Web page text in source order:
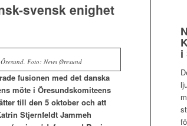
svensk enighet
Foto: News Øresund
fusionen med det danska
möte i Öresundskomiteens
till den 5 oktober och att
Stjernfeldt Jammeh
i